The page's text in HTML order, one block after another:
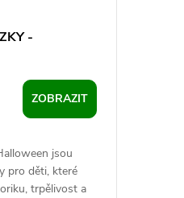
-
ZOBRAZIT
jsou
pro děti, které
trpělivost a